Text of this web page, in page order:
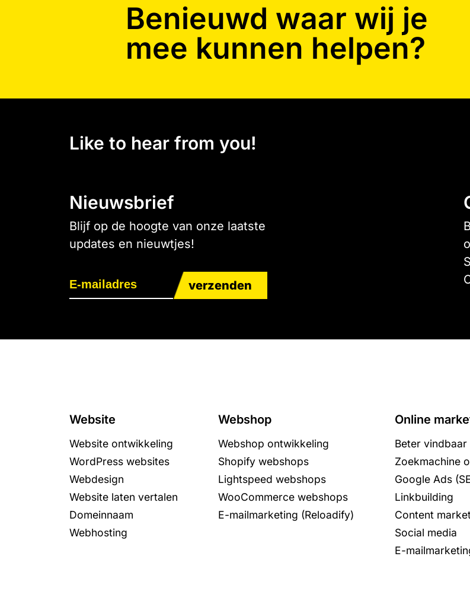
Benieuwd waar wij je
mee kunnen helpen?
Like to hear from you!
Nieuwsbrief
Blijf op de hoogte van onze laatste
updates en nieuwtjes!
verzenden
Website
Website ontwikkeling
WordPress websites
Webdesign
Website laten vertalen
Domeinnaam
Webhosting
Webshop
Webshop ontwikkeling
Shopify webshops
Lightspeed webshops
WooCommerce webshops
E-mailmarketing (Reloadify)
Online
Beter vindbaar
Zoekmachine
Google Ads
Linkbuilding
Content
Social media
E-